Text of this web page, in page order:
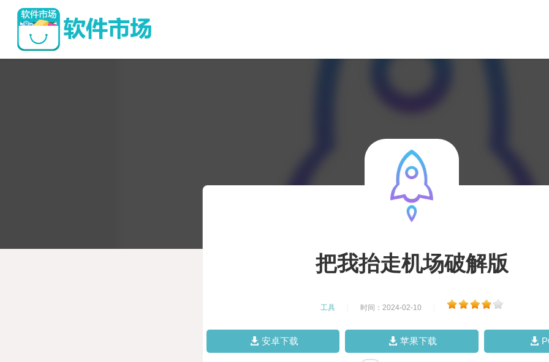
把我抬走机场破解版
工具 时间：2024-02-10
安卓下载 苹果下载